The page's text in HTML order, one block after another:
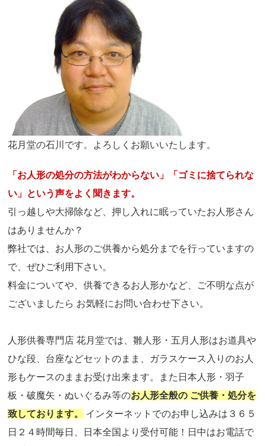
花月堂の石川です。よろしくお願いいたします。
「お人形の処分の方法がわからない」「ゴミに捨てられな
い」という声をよく聞きます。
引っ越しや大掃除など、押し入れに眠っていたお人形さん
はありませんか？
弊社では、お人形のご供養から処分までを行っていますの
で、ぜひご利用下さい。
料金についてや、供養できるお人形かなど、ご不明な点が
ございましたら お気軽にお問い合わせ下さい。
人形供養専門店 花月堂では、雛人形・五月人形はお道具や
ひな段、台座などセットのまま、ガラスケース入りのお人
形もケースのままお受け出来ます。また日本人形・羽子
板・破魔矢・ぬいぐるみ等のお人形全般の ご供養・処分を
致しております。
インターネットでのお申し込みは３６５
日２４時間毎日、日本全国より受付可能！日中はお電話で